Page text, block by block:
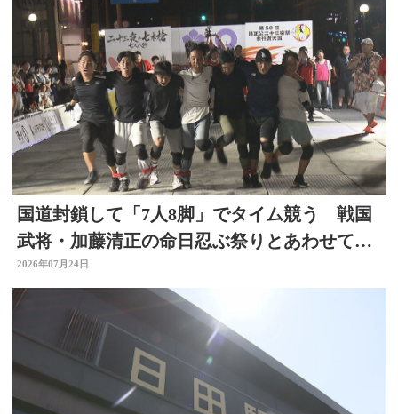
国道封鎖して「7人8脚」でタイム競う 戦国
武将・加藤清正の命日忍ぶ祭りとあわせて初
開催 大分
2026年07月24日